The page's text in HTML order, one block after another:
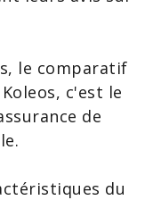
, le comparatif
, c'est le
de
du